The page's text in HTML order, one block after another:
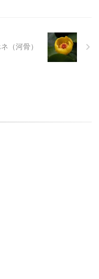
木立性の一種です。 エラチオ
ール・ベゴニアは、園芸種の
球根ベゴニアと、冬咲き性原
種ハスノハベゴニアとの交配
（河骨）